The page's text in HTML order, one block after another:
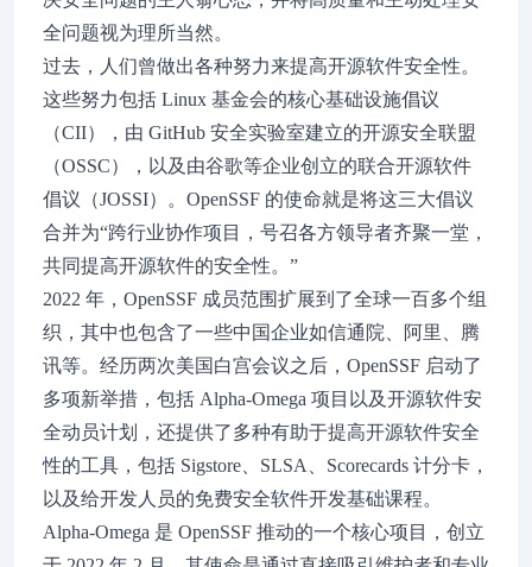
全问题视为理所当然。
过去，人们曾做出各种努力来提高开源软件安全性。
这些努力包括 Linux 基金会的核心基础设施倡议
（CII），由 GitHub 安全实验室建立的开源安全联盟
（OSSC），以及由谷歌等企业创立的联合开源软件
倡议（JOSSI）。OpenSSF 的使命就是将这三大倡议
合并为“跨行业协作项目，号召各方领导者齐聚一堂，
共同提高开源软件的安全性。”
2022 年，OpenSSF 成员范围扩展到了全球一百多个组
织，其中也包含了一些中国企业如信通院、阿里、腾
讯等。经历两次美国白宫会议之后，OpenSSF 启动了
多项新举措，包括 Alpha-Omega 项目以及开源软件安
全动员计划，还提供了多种有助于提高开源软件安全
性的工具，包括 Sigstore、SLSA、Scorecards 计分卡，
以及给开发人员的免费安全软件开发基础课程。
Alpha-Omega 是 OpenSSF 推动的一个核心项目，创立